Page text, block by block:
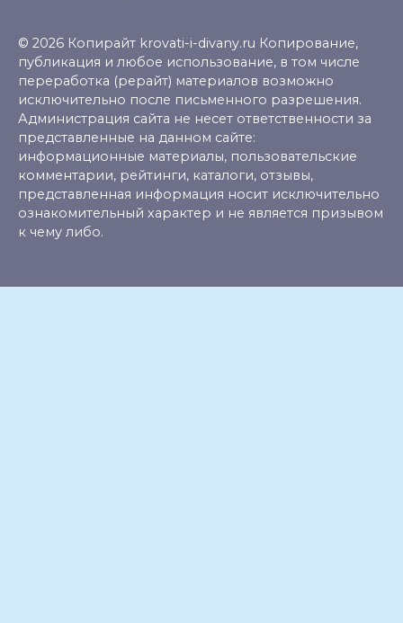
© 2026 Копирайт krovati-i-divany.ru Копирование,
публикация и любое использование, в том числе
переработка (рерайт) материалов возможно
исключительно после письменного разрешения.
Администрация сайта не несет ответственности за
представленные на данном сайте:
информационные материалы, пользовательские
комментарии, рейтинги, каталоги, отзывы,
представленная информация носит исключительно
ознакомительный характер и не является призывом
к чему либо.